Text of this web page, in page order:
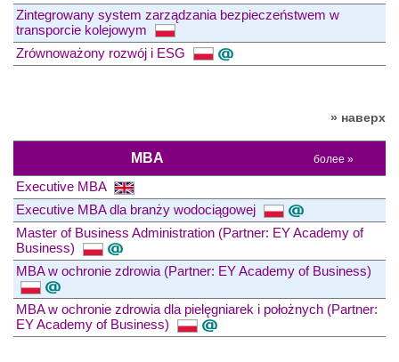
Zintegrowany system zarządzania bezpieczeństwem w
transporcie kolejowym
Zrównoważony rozwój i ESG
» наверх
MBA более »
Executive MBA
Executive MBA dla branży wodociągowej
Master of Business Administration (Partner: EY Academy of
Business)
MBA w ochronie zdrowia (Partner: EY Academy of Business)
MBA w ochronie zdrowia dla pielęgniarek i położnych (Partner:
EY Academy of Business)